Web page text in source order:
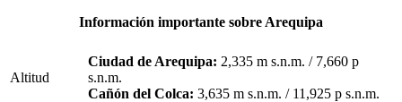
Información importante sobre Arequipa
Altitud
Ciudad de Arequipa: 2,335 m s.n.m. / 7,660 p
s.n.m.
Cañón del Colca: 3,635 m s.n.m. / 11,925 p s.n.m.